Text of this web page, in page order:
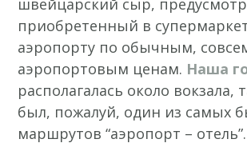
швейцарский сыр,
приобретенный в
аэропорту по обычным,
аэропортовым ценам. Наша
располагалась около вокзала,
был, пожалуй, один из самых
маршрутов “аэропорт – отель”.